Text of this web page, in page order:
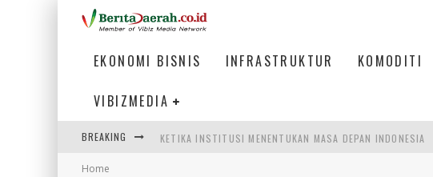
EKONOMI BISNIS INFRASTRUKTUR KOMODITI
VIBIZMEDIA
BREAKING KETIKA INSTITUSI MENENTUKAN MASA DEPAN INDONESIA
Home